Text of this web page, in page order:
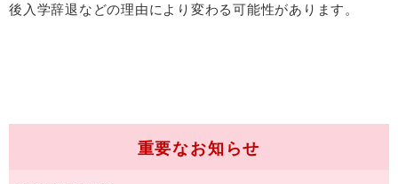
後入学辞退などの理由により変わる可能性があります。
重要なお知らせ